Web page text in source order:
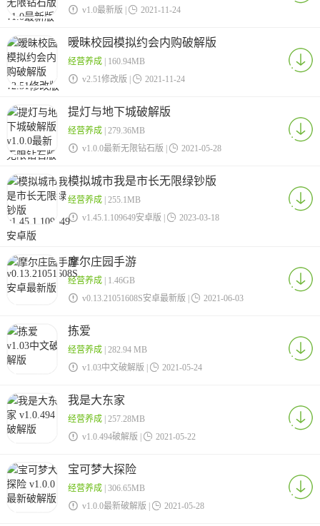
 v1.0最新版 |  2021-11-24
暧昧校园模拟约会内购破解版
经营养成| 160.94MB
 v2.51修改版 |  2021-11-24
提灯与地下城破解版
经营养成| 279.36MB
 v1.0.0最新无限钻石版 |  2021-05-28
模拟城市我是市长无限绿钞版
经营养成| 255.1MB
 v1.45.1.109649安卓版 |  2023-03-18
摩尔庄园手游
经营养成| 1.46GB
 v0.13.21051608S安卓最新版 |  2021-06-03
拣爱
经营养成| 282.94 MB
 v1.03中文破解版 |  2021-05-24
我是大东家
经营养成| 257.28MB
 v1.0.494破解版 |  2021-05-22
宝可梦大探险
经营养成| 306.65MB
 v1.0.0最新破解版 |  2021-05-28